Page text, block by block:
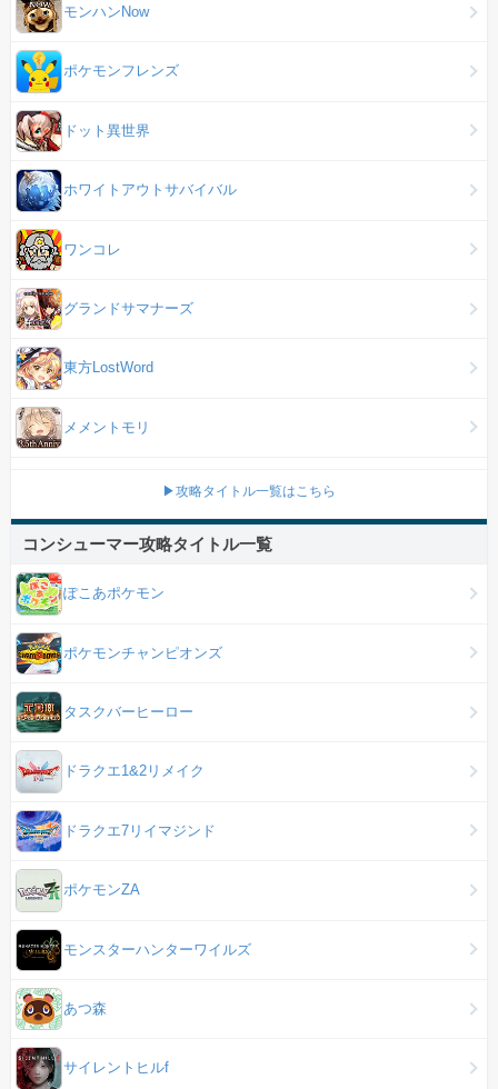
モンハンNow
ポケモンフレンズ
ドット異世界
ホワイトアウトサバイバル
ワンコレ
グランドサマナーズ
東方LostWord
メメントモリ
▶攻略タイトル一覧はこちら
コンシューマー攻略タイトル一覧
ぽこあポケモン
ポケモンチャンピオンズ
タスクバーヒーロー
ドラクエ1&2リメイク
ドラクエ7リイマジンド
ポケモンZA
モンスターハンターワイルズ
あつ森
サイレントヒルf